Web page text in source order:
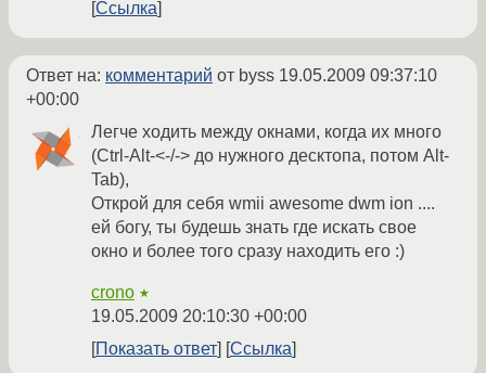
Ссылка
Ответ на: комментарий от byss 19.05.2009 09:37:10
+00:00
Легче ходить между окнами, когда их много
(Ctrl-Alt-<-/-> до нужного десктопа, потом Alt-
Tab),
Открой для себя wmii awesome dwm ion ....
ей богу, ты будешь знать где искать свое
окно и более того сразу находить его :)
crono ★
19.05.2009 20:10:30 +00:00
Показать ответ
Ссылка